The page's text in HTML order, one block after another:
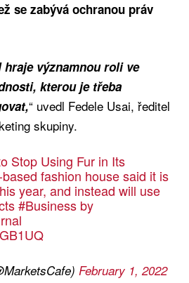
se zabývá ochranou práv
významnou roli ve
kterou je třeba
“ uvedl Fedele Usai, ředitel
skupiny.
Stop Using Fur in Its
fashion house said it is
year, and instead will use
#Businessby
February 1, 2022